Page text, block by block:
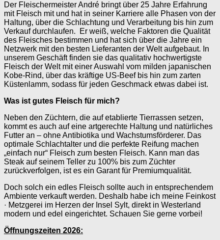
Der Fleischermeister André bringt über 25 Jahre Erfahrung
mit Fleisch mit und hat in seiner Karriere alle Phasen von der
Haltung, über die Schlachtung und Verarbeitung bis hin zum
Verkauf durchlaufen. Er weiß, welche Faktoren die Qualität
des Fleisches bestimmen und hat sich über die Jahre ein
Netzwerk mit den besten Lieferanten der Welt aufgebaut. In
unserem Geschäft finden sie das qualitativ hochwertigste
Fleisch der Welt mit einer Auswahl vom milden japanischen
Kobe-Rind, über das kräftige US-Beef bis hin zum zarten
Küstenlamm, sodass für jeden Geschmack etwas dabei ist.
Was ist gutes Fleisch für mich?
Neben den Züchtern, die auf etablierte Tierrassen setzen,
kommt es auch auf eine artgerechte Haltung und natürliches
Futter an – ohne Antibiotika und Wachstumsförderer. Das
optimale Schlachtalter und die perfekte Reifung machen
„einfach nur“ Fleisch zum besten Fleisch. Kann man das
Steak auf seinem Teller zu 100% bis zum Züchter
zurückverfolgen, ist es ein Garant für Premiumqualität.
Doch solch ein edles Fleisch sollte auch in entsprechendem
Ambiente verkauft werden. Deshalb habe ich meine Feinkost
· Metzgerei im Herzen der Insel Sylt, direkt in Westerland
modern und edel eingerichtet. Schauen Sie gerne vorbei!
Öffnungszeiten 2026: